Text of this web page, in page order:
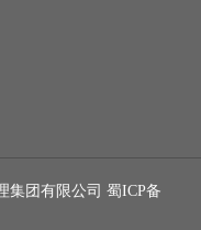
集团有限公司 蜀ICP备